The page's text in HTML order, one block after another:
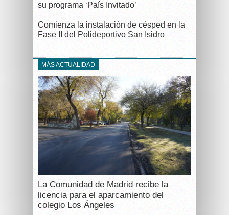
su programa ‘País Invitado’
Comienza la instalación de césped en la
Fase II del Polideportivo San Isidro
MÁS ACTUALIDAD
La Comunidad de Madrid recibe la
licencia para el aparcamiento del
colegio Los Ángeles